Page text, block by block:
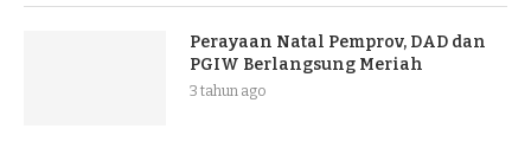
Perayaan Natal Pemprov, DAD dan
PGIW Berlangsung Meriah
3 tahun ago